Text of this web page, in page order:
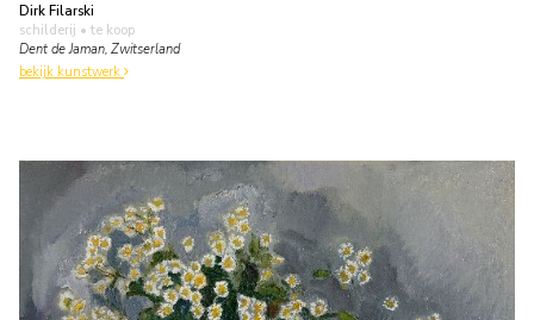
Dirk Filarski
schilderij • te koop
Dent de Jaman, Zwitserland
bekijk kunstwerk